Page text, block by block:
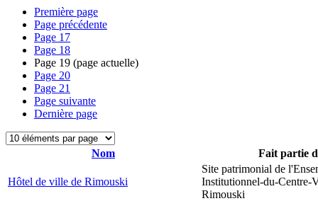
Première page
Page précédente
Page 17
Page 18
Page 19 (page actuelle)
Page 20
Page 21
Page suivante
Dernière page
Nom Fait partie
Hôtel de ville de Rimouski
Site patrimonial de
Institutionnel-du-Centre-
Rimouski